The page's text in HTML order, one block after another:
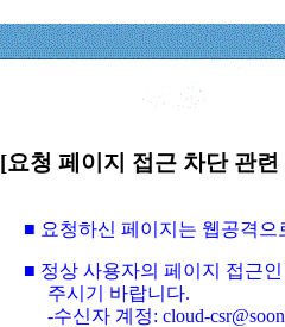
[요청 페이지 접근 차단 관
■ 요청하신 페이지는 웹공격
■ 정상 사용자의 페이지 접근
주시기 바랍니다.
-수신자 계정: cloud-